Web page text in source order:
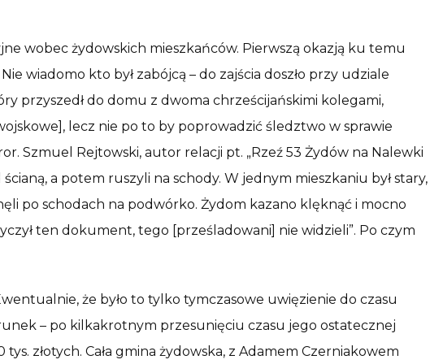
wobec żydowskich mieszkańców. Pierwszą okazją ku temu
wiadomo kto był zabójcą – do zajścia doszło przy udziale
przyszedł do domu z dwoma chrześcijańskimi kolegami,
lecz nie po to by poprowadzić śledztwo w sprawie
Szmuel Rejtowski, autor relacji pt. „Rzeź 53 Żydów na Nalewki
a potem ruszyli na schody. W jednym mieszkaniu był stary,
po schodach na podwórko. Żydom kazano klęknąć i mocno
ten dokument, tego [prześladowani] nie widzieli”. Po czym
że było to tylko tymczasowe uwięzienie do czasu
– po kilkakrotnym przesunięciu czasu jego ostatecznej
złotych. Cała gmina żydowska, z Adamem Czerniakowem